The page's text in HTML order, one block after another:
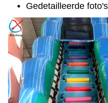
Gedetailleerde